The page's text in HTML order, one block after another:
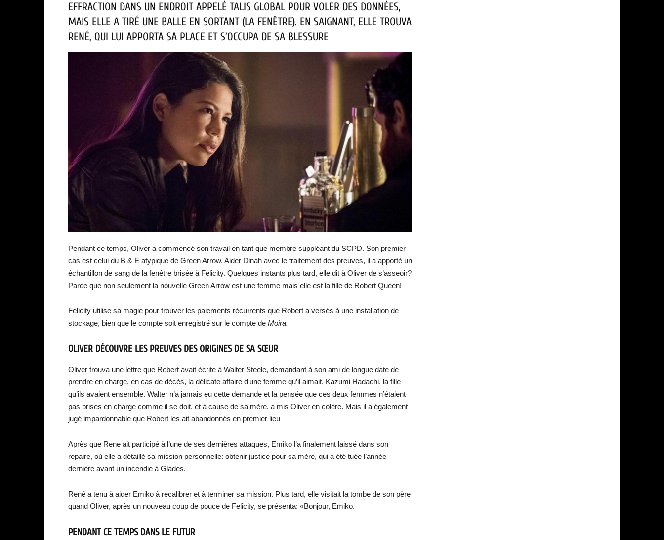
EFFRACTION DANS UN ENDROIT APPELÉ TALIS GLOBAL POUR VOLER DES DONNÉES,
MAIS ELLE A TIRÉ UNE BALLE EN SORTANT (LA FENÊTRE). EN SAIGNANT, ELLE TROUVA
RENÉ, QUI LUI APPORTA SA PLACE ET S’OCCUPA DE SA BLESSURE
Pendant ce temps, Oliver a commencé son travail en tant que membre suppléant du SCPD. Son premier
cas est celui du B & E atypique de Green Arrow. Aider Dinah avec le traitement des preuves, il a apporté un
échantillon de sang de la fenêtre brisée à Felicity. Quelques instants plus tard, elle dit à Oliver de s’asseoir?
Parce que non seulement la nouvelle Green Arrow est une femme mais elle est la fille de Robert Queen!
Felicity utilise sa magie pour trouver les paiements récurrents que Robert a versés à une installation de
stockage, bien que le compte soit enregistré sur le compte de Moira.
OLIVER DÉCOUVRE LES PREUVES DES ORIGINES DE SA SŒUR
Oliver trouva une lettre que Robert avait écrite à Walter Steele, demandant à son ami de longue date de
prendre en charge, en cas de décès, la délicate affaire d’une femme qu’il aimait, Kazumi Hadachi. la fille
qu’ils avaient ensemble. Walter n’a jamais eu cette demande et la pensée que ces deux femmes n’étaient
pas prises en charge comme il se doit, et à cause de sa mère, a mis Oliver en colère. Mais il a également
jugé impardonnable que Robert les ait abandonnés en premier lieu
Après que Rene ait participé à l’une de ses dernières attaques, Emiko l’a finalement laissé dans son
repaire, où elle a détaillé sa mission personnelle: obtenir justice pour sa mère, qui a été tuée l’année
dernière avant un incendie à Glades.
René a tenu à aider Emiko à recalibrer et à terminer sa mission. Plus tard, elle visitait la tombe de son père
quand Oliver, après un nouveau coup de pouce de Felicity, se présenta: «Bonjour, Emiko.
PENDANT CE TEMPS DANS LE FUTUR